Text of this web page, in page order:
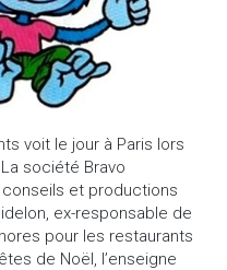
voit le jour à Paris lors
société Bravo
et productions
ex-responsable de
pour les restaurants
de Noël, l’enseigne